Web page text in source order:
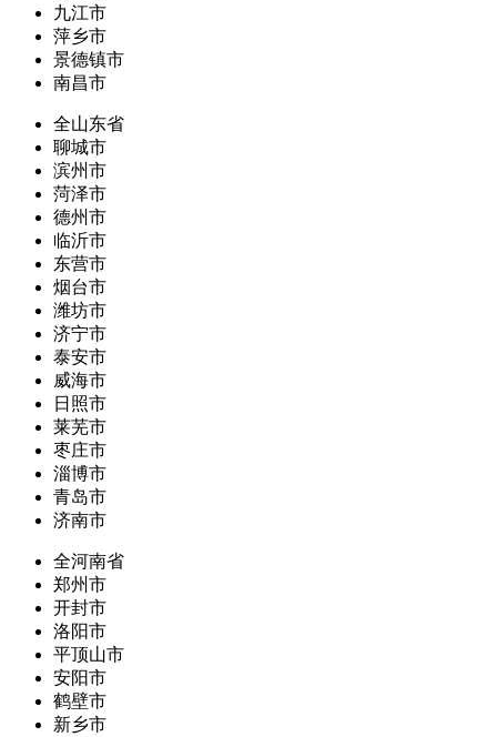
九江市
萍乡市
景德镇市
南昌市
全山东省
聊城市
滨州市
菏泽市
德州市
临沂市
东营市
烟台市
潍坊市
济宁市
泰安市
威海市
日照市
莱芜市
枣庄市
淄博市
青岛市
济南市
全河南省
郑州市
开封市
洛阳市
平顶山市
安阳市
鹤壁市
新乡市